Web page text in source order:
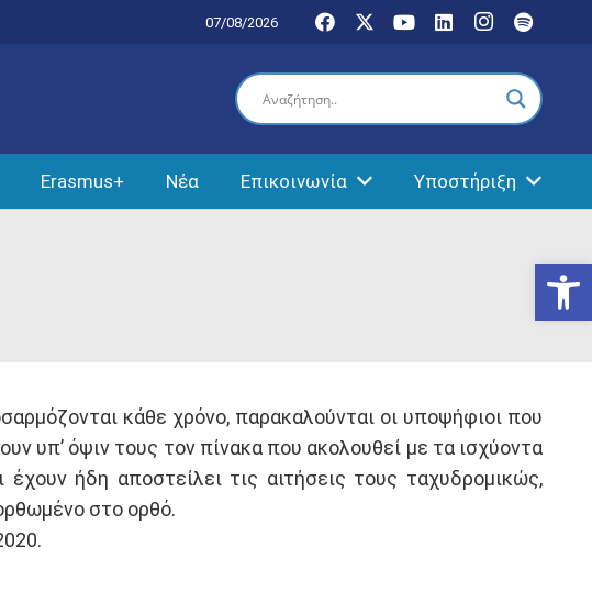
07/08/2026
Erasmus+ Νέα Επικοινωνία Υποστήριξη
κάθε χρόνο, παρακαλούνται οι υποψήφιοι που
υπ’ όψιν τους τον πίνακα που ακολουθεί με τα ισχύοντα
ήδη αποστείλει τις αιτήσεις τους ταχυδρομικώς,
στο ορθό.